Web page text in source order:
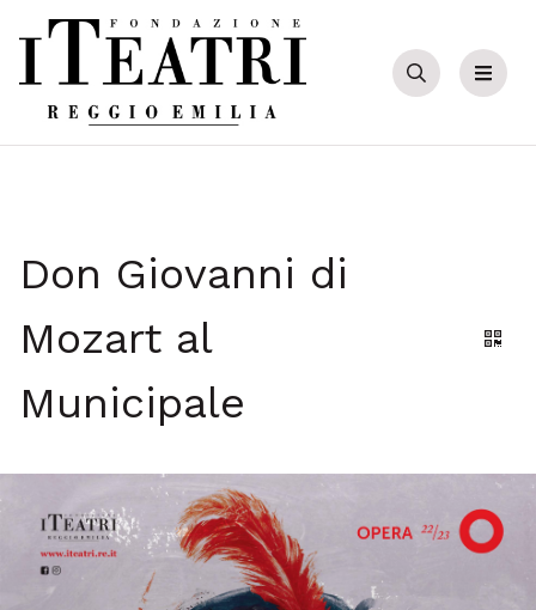
Cerca Menu
Don Giovanni di
Mozart al
Municipale